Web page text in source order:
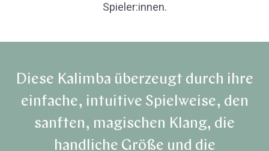
Spieler:innen.
Diese Kalimba überzeugt durch ihre
einfache, intuitive Spielweise, den
sanften, magischen Klang, die
handliche Größe und die